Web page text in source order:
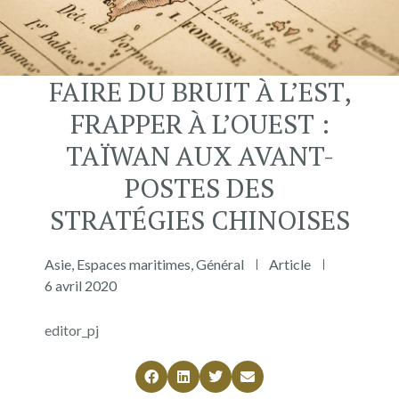
FAIRE DU BRUIT À L’EST,
FRAPPER À L’OUEST :
TAÏWAN AUX AVANT-
POSTES DES
STRATÉGIES CHINOISES
Asie Espaces maritimes Général
Article
6 avril 2020
editor_pj